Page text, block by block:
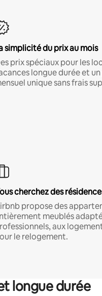
simplicité du prix au mois
prix spéciaux pour les
longue durée et
unique sans frais
cherchez des
propose des
meublés
aux
le relogement.
longue durée